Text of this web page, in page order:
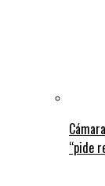
“pide